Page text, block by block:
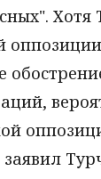
Хотя
заявил